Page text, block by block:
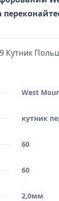
Кутник
West
кутник
60
60
2,0мм